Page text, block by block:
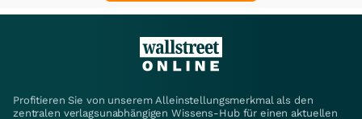
Profitieren Sie von unserem Alleinstellungsmerkmal als den
zentralen verlagsunabhängigen Wissens-Hub für einen aktuellen